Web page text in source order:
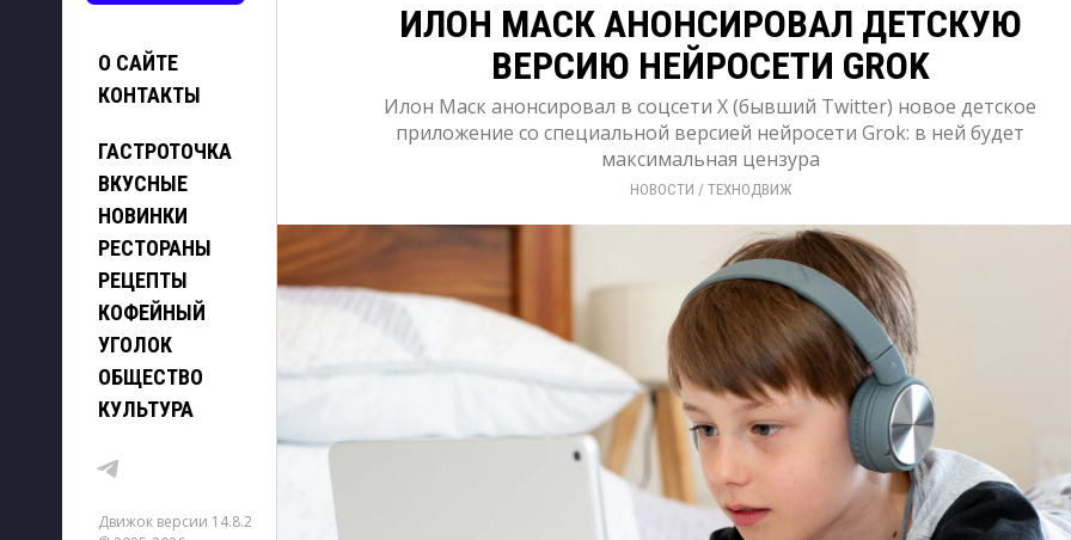
О САЙТЕ
КОНТАКТЫ
ГАСТРОТОЧКА
ВКУСНЫЕ
НОВИНКИ
РЕСТОРАНЫ
РЕЦЕПТЫ
КОФЕЙНЫЙ
УГОЛОК
ОБЩЕСТВО
КУЛЬТУРА
Движок версии 14.8.2
ИЛОН МАСК АНОНСИРОВАЛ ДЕТСКУЮ
ВЕРСИЮ НЕЙРОСЕТИ GROK
Илон Маск анонсировал в соцсети X (бывший Twitter) новое детское
приложение со специальной версией нейросети Grok: в ней будет
максимальная цензура
НОВОСТИ / ТЕХНОДВИЖ